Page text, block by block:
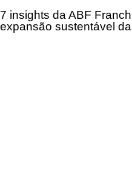
7 insights da ABF
expansão sustentável